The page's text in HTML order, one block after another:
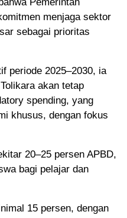
Pemerintah
menjaga sektor
sebagai prioritas
periode 2025–2030, ia
akan tetap
spending, yang
khusus, dengan fokus
20–25 persen APBD,
bagi pelajar dan
15 persen, dengan